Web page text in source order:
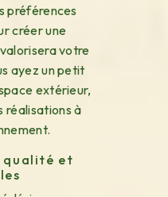
préférences
créer une
votre
ayez un petit
extérieur,
réalisations à
qualité et